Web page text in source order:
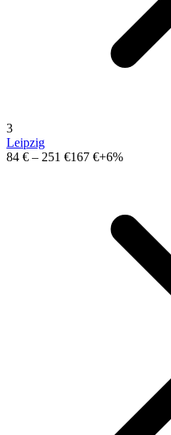
3
Leipzig
84 € – 251 €167 €+6%